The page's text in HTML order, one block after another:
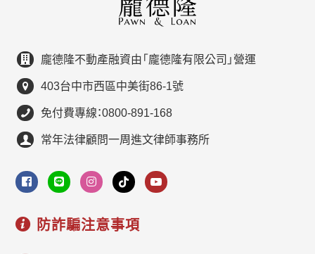
龐德隆不動產融資由「龐德隆有限公司」營運
403台中市西區中美街86-1號
免付費專線：0800-891-168
常年法律顧問一周進文律師事務所
防詐騙注意事項